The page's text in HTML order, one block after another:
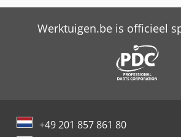
Werktuigen.be is officieel
+49 201 857 861 80